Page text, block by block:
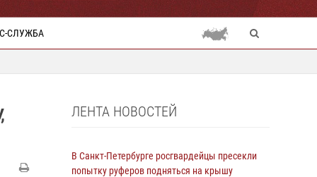
СЛУЖБА
ЛЕНТА НОВОСТЕЙ
В Санкт-Петербурге росгвардейцы пресекли
попытку руферов подняться на крышу